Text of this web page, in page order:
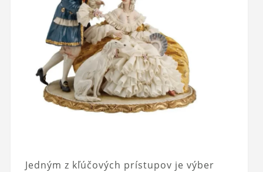
Jedným z kľúčových prístupov je výber